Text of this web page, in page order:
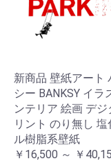
新商品 壁紙アート
シー BANKSY イラ
ンテリア 絵画 デジ
リント のり無し 塩
ル樹脂系壁紙
￥16,500 ～ ￥